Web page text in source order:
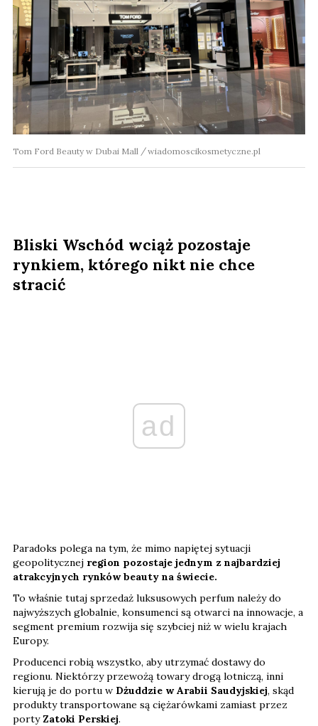
Tom Ford Beauty w Dubai Mall wiadomoscikosmetyczne.pl
Bliski Wschód wciąż pozostaje
rynkiem, którego nikt nie chce
stracić
ad
Paradoks polega na tym, że mimo napiętej sytuacji
geopolitycznej region pozostaje jednym z najbardziej
atrakcyjnych rynków beauty na świecie.
To właśnie tutaj sprzedaż luksusowych perfum należy do
najwyższych globalnie, konsumenci są otwarci na innowacje, a
segment premium rozwija się szybciej niż w wielu krajach
Europy.
Producenci robią wszystko, aby utrzymać dostawy do
regionu. Niektórzy przewożą towary drogą lotniczą, inni
kierują je do portu w Dżuddzie w Arabii Saudyjskiej, skąd
produkty transportowane są ciężarówkami zamiast przez
porty Zatoki Perskiej.